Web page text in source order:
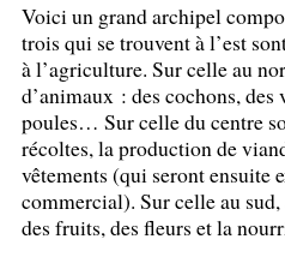
Voici un grand archipel
trois qui se trouvent à l’est
à l’agriculture. Sur celle au
d’animaux : des cochons, des
poules… Sur celle du centre
récoltes, la production de
vêtements (qui seront ensuite
commercial). Sur celle au
des fruits, des fleurs et la